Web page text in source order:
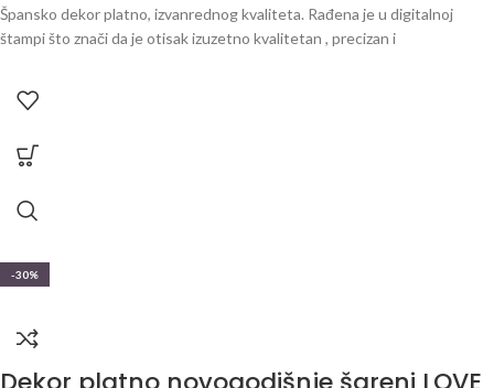
Špansko dekor platno, izvanrednog kvaliteta. Rađena je u digitalnoj
štampi što znači da je otisak izuzetno kvalitetan , precizan i
-30%